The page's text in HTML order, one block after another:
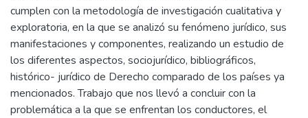
cumplen con la metodología de investigación cualitativa y
exploratoria, en la que se analizó su fenómeno jurídico, sus
manifestaciones y componentes, realizando un estudio de
los diferentes aspectos, sociojurídico, bibliográficos,
histórico- jurídico de Derecho comparado de los países ya
mencionados. Trabajo que nos llevó a concluir con la
problemática a la que se enfrentan los conductores, el